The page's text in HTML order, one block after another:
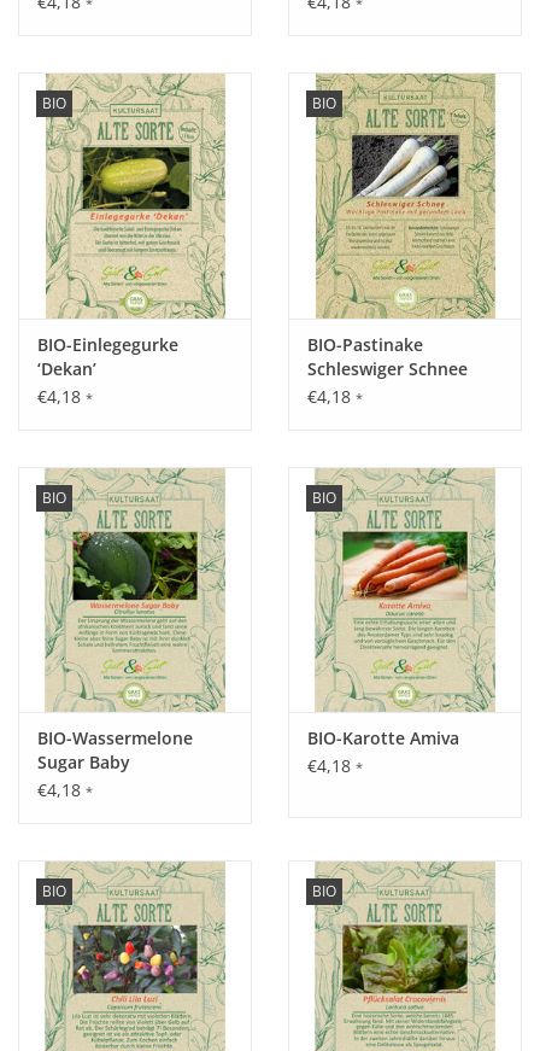
Aussaat:
Im Freiland von April - August.
Keimung:
Optimale Keimung bei 12 - 22°C, nach ca. 7 - 14 Tagen.
Kultur:
Pflanzabstand 4 - 10 cm in der Reihe, 20 cm zwischen den
Standort:
Sonnig bis halbschattig, lockerer, tiefgründiger, feuchter
Boden.
Ernte / Blüte:
Mai - September.
Gekocht als Gemüsebeilage oder aber in einer Spinat
Gorgonzolasauce zu Pasta.
Tipp:
Das Beet unkrautfrei halten und gießen, andernfalls können
die Blätter schnell welken.
BIO
BIO-Einlegegurke
‘Dekan’
€4,18 *
BIO
BIO-Pastinake
Schleswiger Schnee
€4,18 *
BIO
BIO-Wassermelone
Sugar Baby
€4,18 *
BIO
BIO-Karotte Amiva
€4,18 *
BIO BIO